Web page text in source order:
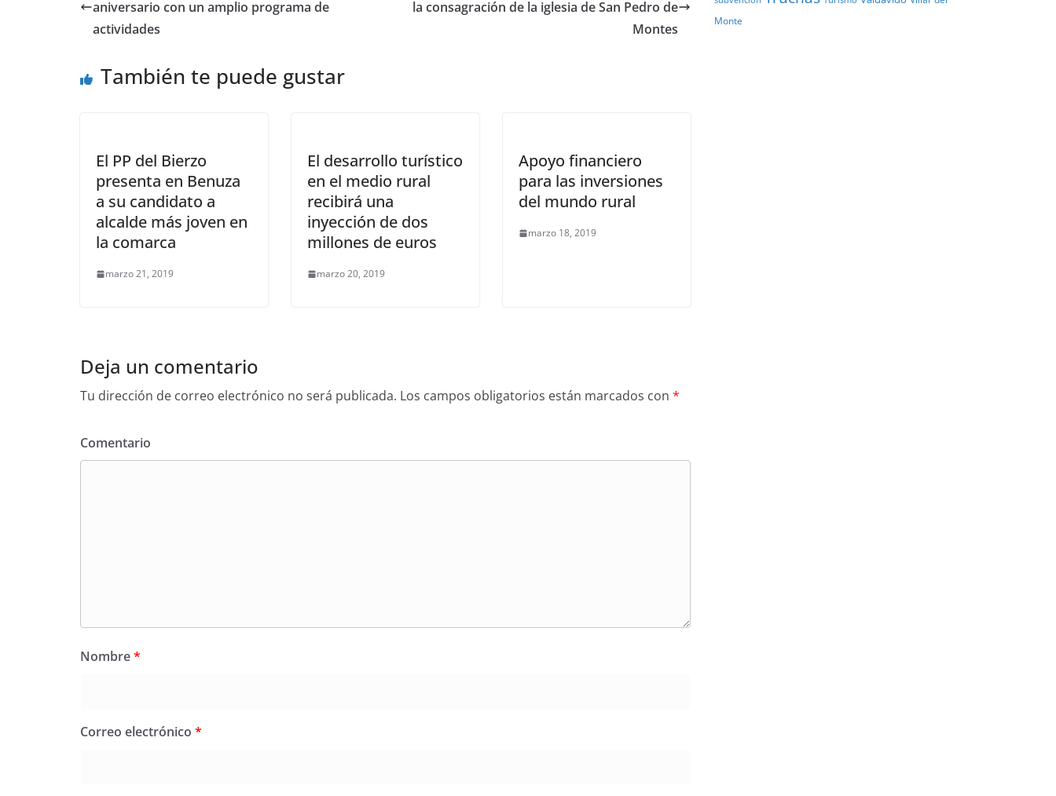
aniversario con un amplio programa de
actividades
la consagración de la iglesia de San Pedro de
Montes
También te puede gustar
El PP del Bierzo
presenta en Benuza
a su candidato a
alcalde más joven en
la comarca
marzo 21, 2019
El desarrollo turístico
en el medio rural
recibirá una
inyección de dos
millones de euros
marzo 20, 2019
Apoyo financiero
para las inversiones
del mundo rural
marzo 18, 2019
Deja un comentario
Tu dirección de correo electrónico no será publicada. Los campos obligatorios están marcados con *
Comentario
Nombre*
Correo electrónico *
Monte